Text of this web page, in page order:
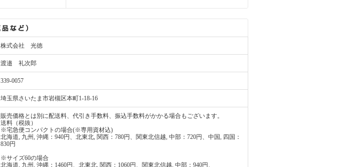
株式会社 光徳
渡邉 礼次郎
339-0057
埼玉県さいたま市岩槻区本町1-18-16
販売価格とは別に配送料、代引き手数料、振込手数料がかかる場合もございます。
送料（税抜）
※宅急便コンパクトの場合(※専用資材込)
北海道, 九州, 沖縄：940円、北東北, 関西：780円、関東北信越, 中部：720円、中国, 四国：
830円
※サイズ60の場合
北海道, 九州, 沖縄：1460円、北東北, 関西：1060円、関東北信越, 中部：940円、